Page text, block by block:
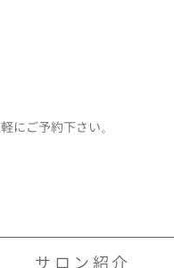
official hair
にご予約下さい。
サロン紹介